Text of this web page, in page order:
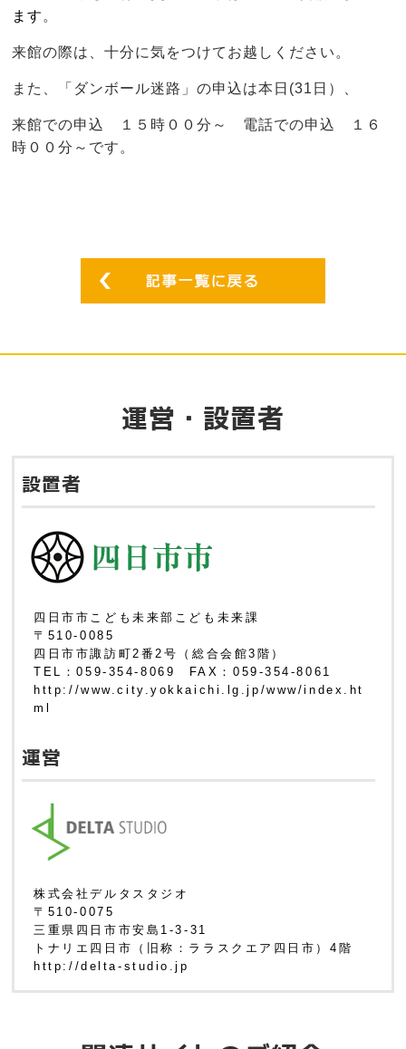
ます 。
来館の際は、十分に気をつけてお越しください。
また、「ダンボール迷路」の申込は本日(31日）、
来館での申込 １５時００分～ 電話での申込 １６
時００分～です。
運営・設置者
設置者
四日市市こども未来部こども未来課
〒510-0085
四日市市諏訪町2番2号（総合会館3階）
TEL：059-354-8069 FAX：059-354-8061
http://www.city.yokkaichi.lg.jp/www/index.ht
ml
運営
株式会社デルタスタジオ
〒510-0075
三重県四日市市安島1-3-31
トナリエ四日市（旧称：ララスクエア四日市）4階
http://delta-studio.jp